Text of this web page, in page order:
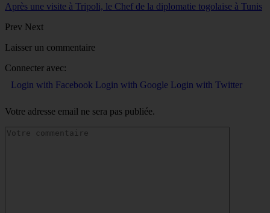
Après une visite à Tripoli, le Chef de la diplomatie togolaise à Tunis
Prev Next
Laisser un commentaire
Connecter avec:
Login with Facebook Login with Google Login with Twitter
Votre adresse email ne sera pas publiée.